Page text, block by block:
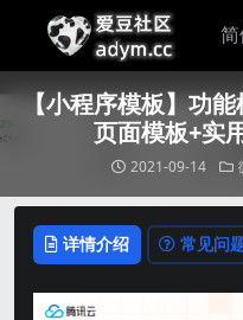
【小程序模板】功
页面模板+实
2021-09-14
详情介绍 常见问